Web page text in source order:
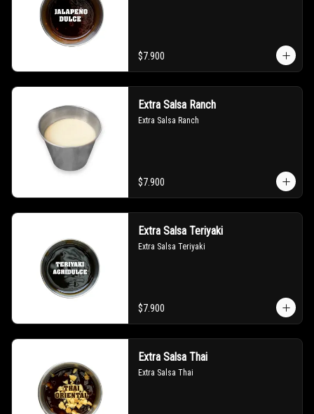
$7.900
Extra Salsa Ranch
Extra Salsa Ranch
$7.900
Extra Salsa Teriyaki
Extra Salsa Teriyaki
$7.900
Extra Salsa Thai
Extra Salsa Thai